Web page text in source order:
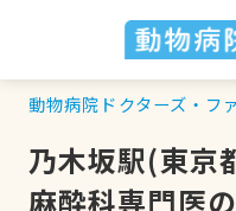
動物病院ドクターズ・フ
乃木坂駅(東京
麻酔科専門医